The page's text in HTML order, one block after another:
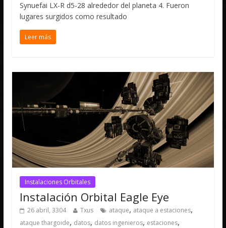
Synuefai LX-R d5-28 alrededor del planeta 4. Fueron
lugares surgidos como resultado
Leer más
Instalaciones Orbitales
Instalación Orbital Eagle Eye
26 abril, 3304 Txus ataque, ataque a estaciones,
ataque thargoide, datos, datos ingenieros, estaciones,